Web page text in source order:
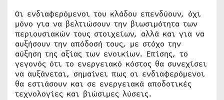
Οι ενδιαφερόμενοι του κλάδου επενδύουν, όχι
μόνο για να βελτιώσουν την βιωσιμότητα των
περιουσιακών τους στοιχείων, αλλά και για να
αυξήσουν την απόδοσή τους, με στόχο την
αύξηση της αξίας των ενοικίων. Επίσης, το
γεγονός ότι το ενεργειακό κόστος θα συνεχίσει
να αυξάνεται, σημαίνει πως οι ενδιαφερόμενοι
θα εστιάσουν και σε ενεργειακά αποδοτικές
τεχνολογίες και βιώσιμες λύσεις.